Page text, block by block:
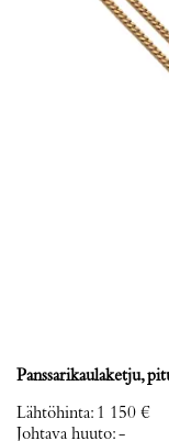
Panssarikaulaketju,
Lähtöhinta: 1 150 €
Johtava huuto:-